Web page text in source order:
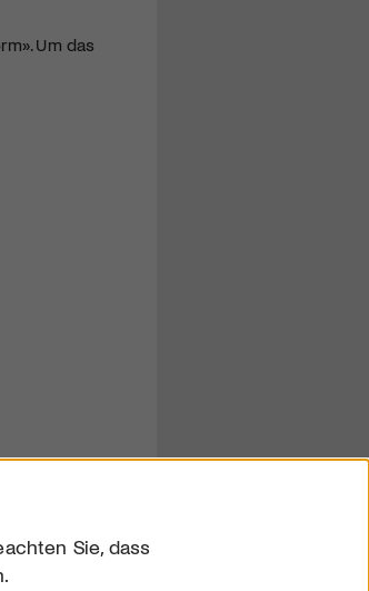
Um das
Sie, dass